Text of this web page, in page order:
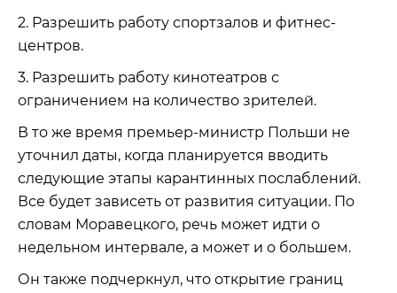
2. Разрешить работу спортзалов и фитнес-
центров.
3. Разрешить работу кинотеатров с
ограничением на количество зрителей.
В то же время премьер-министр Польши не
уточнил даты, когда планируется вводить
следующие этапы карантинных послаблений.
Все будет зависеть от развития ситуации. По
словам Моравецкого, речь может идти о
недельном интервале, а может и о большем.
Он также подчеркнул, что открытие границ